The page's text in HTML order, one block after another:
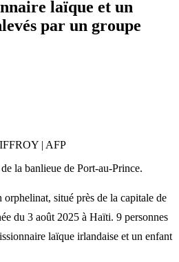
laïque et un
par un groupe
| AFP
la banlieue de Port-au-Prince.
situé près de la capitale de
du 3 août 2025 à Haïti. 9 personnes
laïque irlandaise et un enfant